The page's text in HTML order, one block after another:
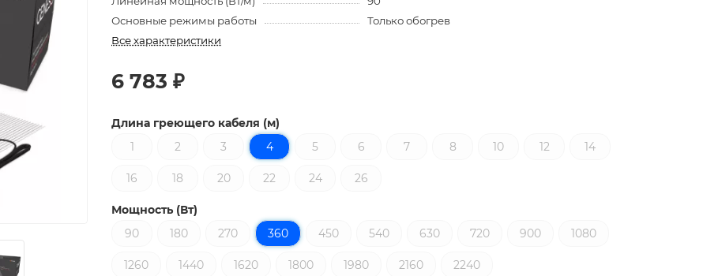
Основные режимы работы
Только обогрев
Все характеристики
6 783 ₽
Длина греющего кабеля (м)
1
2 3 4 5 6 7 8 10 12 14
16 18 20 22 24 26
Мощность (Вт)
90
180 270 360 450 540 630 720 900 1080
1260 1440 1620 1800 1980 2160 2240